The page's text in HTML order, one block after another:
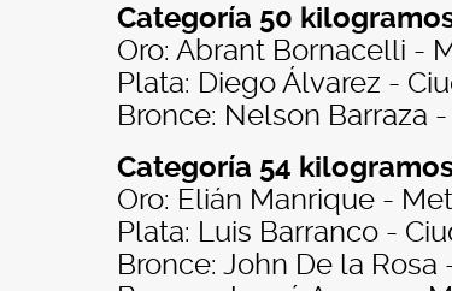
Categoría 50
Oro: Abrant Bornacelli -
Plata: Diego Álvarez -
Bronce: Nelson Barraza
Categoría 54
Oro: Elián Manrique -
Plata: Luis Barranco -
Bronce: John De la